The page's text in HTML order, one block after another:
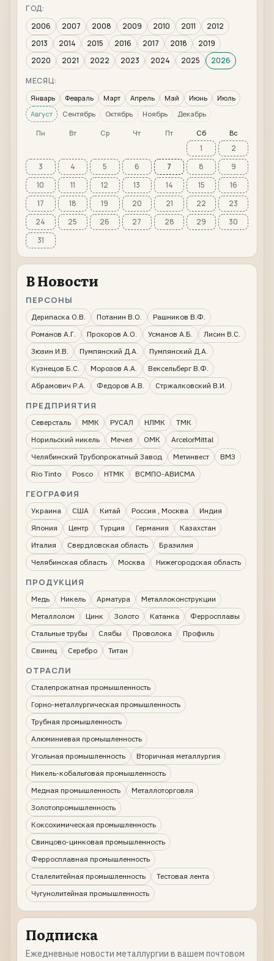
ГОД:
2006
2007 2008 2009 2010 2011
2012
2013
2014 2015 2016 2017 2018
2019
2020
2021 2022 2023 2024 2025
2026
МЕСЯЦ:
Январь Февраль Март Апрель Май Июнь
Июль
Август
Сентябрь Октябрь Ноябрь Декабрь
Пн Вт Ср Чт Пт Сб Вс
1
2
3
4 5 6 7 8
9
10
11 12 13 14 15
16
17
18 19 20 21 22
23
24
25 26 27 28 29
30
31
В Новости
ПЕРСОНЫ
Дерипаска О.В. Потанин В.О.
Рашников В.Ф.
Романов А.Г.
Прохоров А.О. Усманов А.Б.
Лисин В.С.
Зюзин И.В.
Пумпянский Д.А.
Пумпянский Д.А.
Кузнецов Б.С.
Морозов А.А.
Вексельберг В.Ф.
Абрамович Р.А.
Федоров А.В. Стржалковский В.И.
ПРЕДПРИЯТИЯ
Северсталь ММК РУСАЛ НЛМК
ТМК
Норильский никель
Мечел ОМК
ArcelorMittal
Челябинский Трубопрокатный Завод
Метинвест
ВМЗ
Rio Tinto
Posco НТМК ВСМПО-АВИСМА
ГЕОГРАФИЯ
Украина США Китай Россия , Москва
Индия
Япония
Центр Турция Германия
Казахстан
Италия
Свердловская область
Бразилия
Челябинская область
Москва Нижегородская область
ПРОДУКЦИЯ
Медь Никель Арматура
Металлоконструкции
Металлолом
Цинк Золото Катанка
Ферросплавы
Стальные трубы
Слябы Проволока
Профиль
Свинец
Серебро Титан
ОТРАСЛИ
Сталепрокатная промышленность
Горно-металлургическая промышленность
Трубная промышленность
Алюминиевая промышленность
Угольная промышленность
Вторичная металлургия
Никель-кобальтовая промышленность
Медная промышленность
Металлоторговля
Золотопромышленность
Коксохимическая промышленность
Свинцово-цинковая промышленность
Ферросплавная промышленность
Сталелитейная промышленность
Тестовая лента
Чугунолитейная промышленность
Подписка
Ежедневные новости металлургии в вашем почтовом